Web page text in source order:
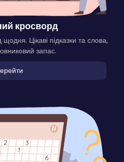
кросворд
Цікаві підказки та слова,
запас.